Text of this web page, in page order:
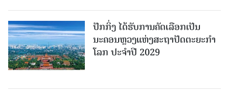
ປັກກິ່ງ ໄດ້ຮັບການຄັດເລືອກເປັນ
ນະຄອນຫຼວງແຫ່ງສະຖາປັດຕະຍະກຳ
ໂລກ ປະຈຳປີ 2029